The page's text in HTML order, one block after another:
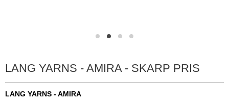
LANG YARNS - AMIRA - SKARP PRIS
LANG YARNS - AMIRA